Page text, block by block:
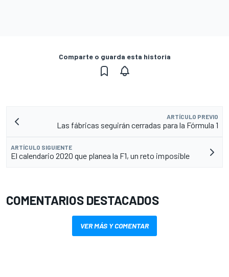
Comparte o guarda esta historia
ARTÍCULO PREVIO
Las fábricas seguirán cerradas para la Fórmula 1
ARTÍCULO SIGUIENTE
El calendario 2020 que planea la F1, un reto imposible
COMENTARIOS DESTACADOS
VER MÁS Y COMENTAR